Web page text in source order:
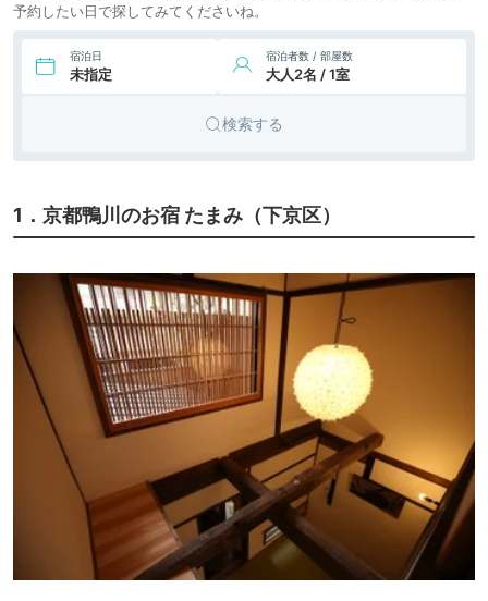
予約したい日で探してみてくださいね。
宿泊日
未指定
宿泊者数 / 部屋数
大人2名 / 1室
検索する
1．京都鴨川のお宿 たまみ（下京区）